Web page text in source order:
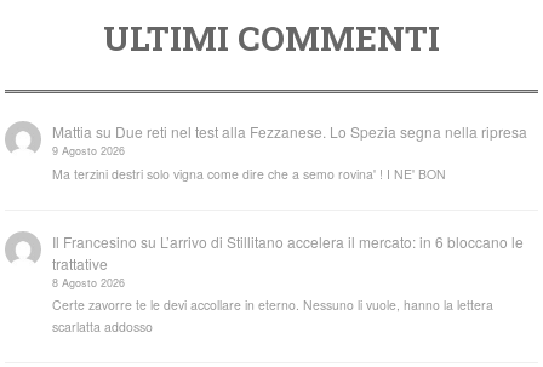
ULTIMI COMMENTI
Mattia su Due reti nel test alla Fezzanese. Lo Spezia segna nella ripresa
9 Agosto 2026
Ma terzini destri solo vigna come dire che a semo rovina' ! I NE' BON
Il Francesino su L’arrivo di Stillitano accelera il mercato: in 6 bloccano le
trattative
8 Agosto 2026
Certe zavorre te le devi accollare in eterno. Nessuno li vuole, hanno la lettera
scarlatta addosso